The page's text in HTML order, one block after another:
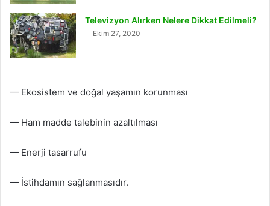
Televizyon Alırken Nelere Dikkat Edilmeli?
Ekim 27, 2020
— Ekosistem ve doğal yaşamın korunması
— Ham madde talebinin azaltılması
— Enerji tasarrufu
— İstihdamın sağlanmasıdır.